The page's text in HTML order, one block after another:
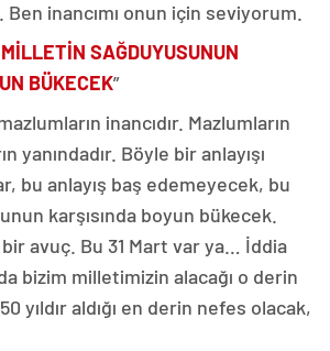
inancımı onun için seviyorum.
SAĞDUYUSUNUN
BÜKECEK”
inancıdır. Mazlumların
yanındadır. Böyle bir anlayışı
bu anlayış baş edemeyecek, bu
karşısında boyun bükecek.
avuç. Bu 31 Mart var ya… İddia
bizim milletimizin alacağı o derin
yıldır aldığı en derin nefes olacak,